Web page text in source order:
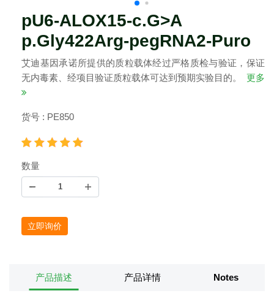
pU6-ALOX15-c.G>A
p.Gly422Arg-pegRNA2-Puro
艾迪基因承诺所提供的质粒载体经过严格质检与验证，保证
无内毒素、经项目验证质粒载体可达到预期实验目的。
更多
货号 : PE850
数量
立即询价
产品描述 产品详情 Notes